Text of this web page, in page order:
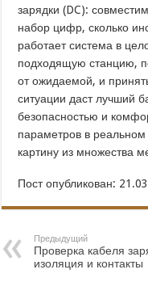
зарядки (DC):
набор цифр, сколько
работает система в
подходящую станцию,
от ожидаемой, и
ситуации даст лучший
безопасностью и
параметров в
картину из множества
Пост опубликован:
Предыдущий
Проверка кабеля
изоляция и контакты